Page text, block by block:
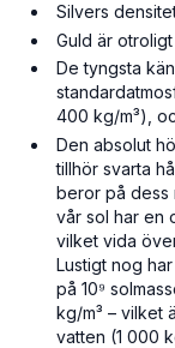
Silvers
Guld är
De tyngsta
400 kg/m³),
Den absolut
tillhör svarta
beror på dess
vår sol har en
vilket vida
Lustigt nog
på 10⁹
kg/m³ – vilket
vatten (1 000